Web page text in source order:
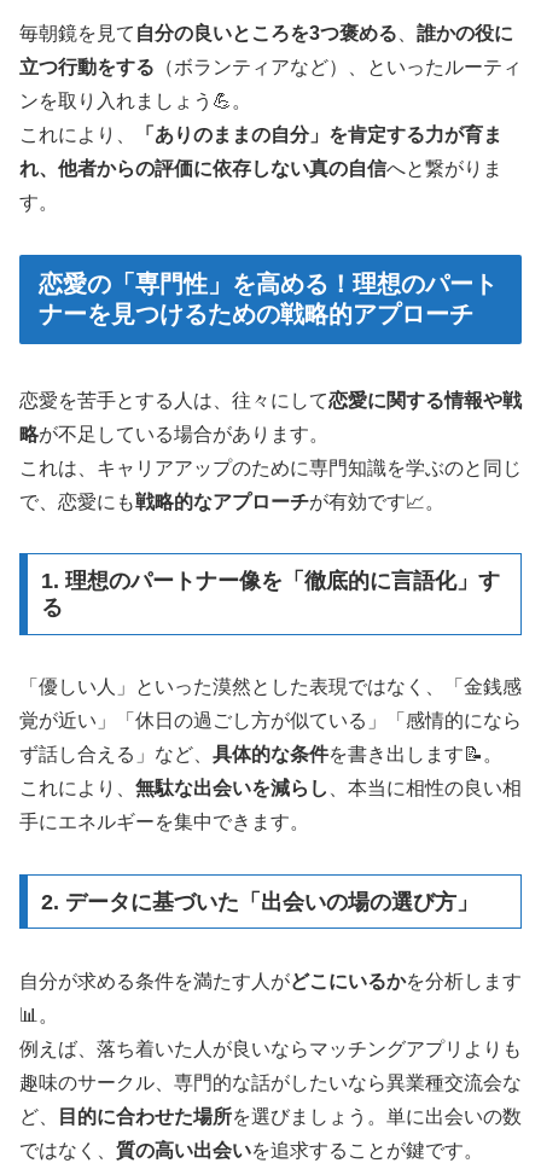
毎朝鏡を見て 自分の良いところを3つ褒める、 誰かの役に
立つ行動をする （ボランティアなど）、といったルーティ
ンを取り入れましょう💪。
これにより、
「ありのままの自分」を肯定する力が育ま
れ、他者からの評価に依存しない真の自信へと繋がりま
す。
恋愛の「専門性」を高める！理想のパート
ナーを見つけるための戦略的アプローチ
恋愛を苦手とする人は、往々にして恋愛に関する情報や戦
略が不足している場合があります。
これは、キャリアアップのために専門知識を学ぶのと同じ
で、恋愛にも戦略的なアプローチが有効です📈。
1. 理想のパートナー像を「徹底的に言語化」す
る
「優しい人」といった漠然とした表現ではなく、「金銭感
覚が近い」「休日の過ごし方が似ている」「感情的になら
ず話し合える」など、 具体的な条件を書き出します📝。
これにより、 無駄な出会いを減らし
、本当に相性の良い相
手にエネルギーを集中できます。
2. データに基づいた「出会いの場の選び方」
自分が求める条件を満たす人がどこにいるかを分析します
📊。
例えば、落ち着いた人が良いならマッチングアプリよりも
趣味のサークル、専門的な話がしたいなら異業種交流会な
ど、
目的に合わせた場所を選びましょう。単に出会いの数
ではなく、 質の高い出会いを追求することが鍵です。